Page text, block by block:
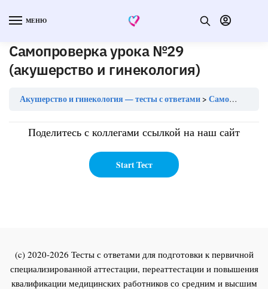
МЕНЮ
Самопроверка урока №29
(акушерство и гинекология)
Акушерство и гинекология — тесты с ответами Самопроверка урока №29 (акушерство и гинекология)
Поделитесь с коллегами ссылкой на наш сайт
(c) 2020-2026 Тесты с ответами для подготовки к первичной
специализированной аттестации, переаттестации и повышения
квалификации медицинских работников со средним и высшим